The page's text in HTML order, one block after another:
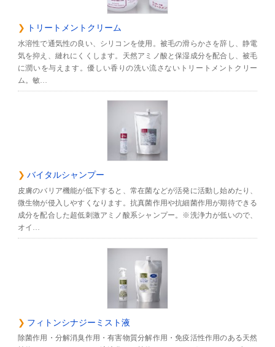
トリートメントクリーム
水溶性で通気性の良い、シリコンを使用。被毛の滑らかさを辞し、静電
気を抑え、縺れにくくします。天然アミノ酸と保湿成分を配合し、被毛
に潤いを与えます。優しい香りの洗い流さないトリートメントクリー
ム。敏…
バイタルシャンプー
皮膚のバリア機能が低下すると、常在菌などが活発に活動し始めたり、
微生物が侵入しやすくなります。抗真菌作用や抗細菌作用が期待できる
成分を配合した超低刺激アミノ酸系シャンプー。※洗浄力が低いので、
オイ…
フィトンシナジーミスト液
除菌作用・分解消臭作用・有害物質分解作用・免疫活性作用のある天然